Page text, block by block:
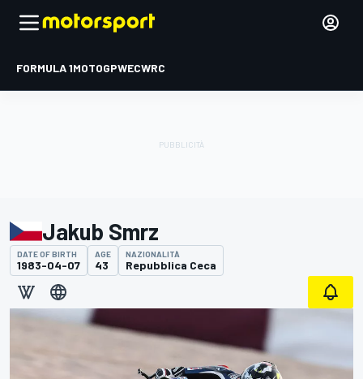
FORMULA 1MOTOGPWECWRC
Jakub Smrz
DATE OF BIRTH
1983-04-07
AGE
43
NAZIONALITÀ
Repubblica Ceca